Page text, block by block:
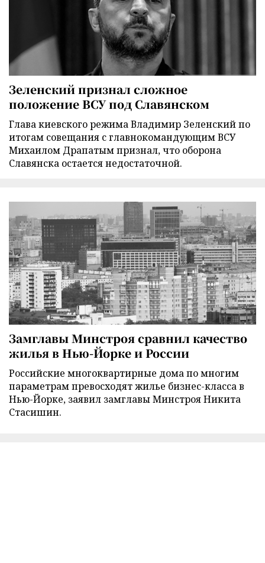
Зеленский признал сложное
положение ВСУ под Славянском
Глава киевского режима Владимир Зеленский по
итогам совещания с главнокомандующим ВСУ
Михаилом Драпатым признал, что оборона
Славянска остается недостаточной.
Замглавы Минстроя сравнил качество
жилья в Нью-Йорке и России
Российские многоквартирные дома по многим
параметрам превосходят жилье бизнес-класса в
Нью-Йорке, заявил замглавы Минстроя Никита
Стасишин.